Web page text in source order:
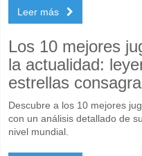
Leer más
Los 10 mejores
la actualidad:
estrellas
Descubre a los 10 mejores
con un análisis detallado de
nivel mundial.